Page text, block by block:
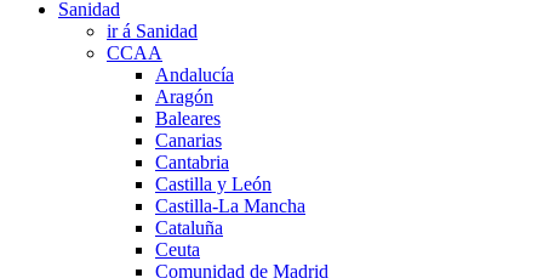
Sanidad
ir á Sanidad
CCAA
Andalucía
Aragón
Baleares
Canarias
Cantabria
Castilla y León
Castilla-La Mancha
Cataluña
Ceuta
Comunidad de Madrid